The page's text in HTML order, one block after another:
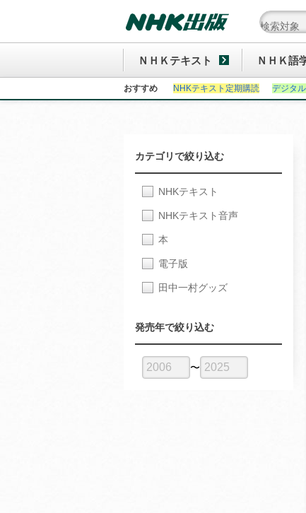
ＮＨＫテキスト ＮＨＫ語
おすすめ NHKテキスト定期購読 デジタ
カテゴリで絞り込む
NHKテキスト
NHKテキスト音声
本
電子版
田中一村グッズ
発売年で絞り込む
〜